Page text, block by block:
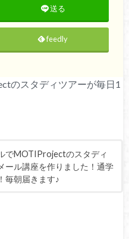
送る
feedly
のスタディツアーが毎日1
でMOTIProjectのスタディ
ール講座を作りました！通学
毎朝届きます♪